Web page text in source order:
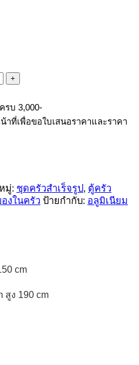
บ 3,000-
ที่เพื่อขอใบเสนอราคาและราคา
มู่: ชุดครัวสำเร็จรูป, ตู้ครัว
งในครัว ป้ายกำกับ: อลูมิเนียม
cm
สูง 190 cm